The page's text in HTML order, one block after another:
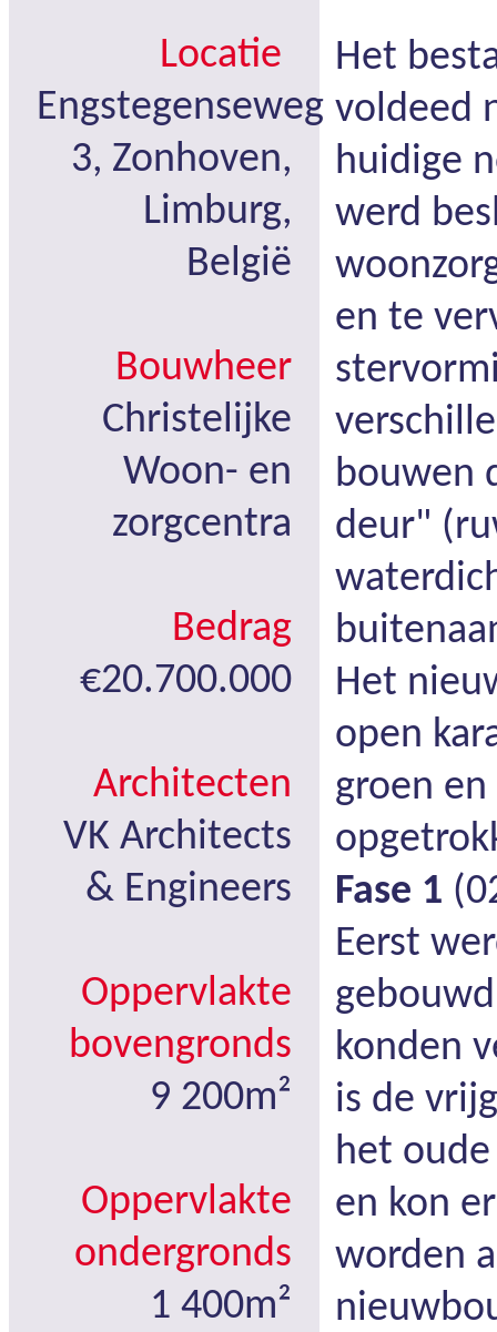
Locatie
Engstegenseweg
3, Zonhoven,
Limburg,
België
Bouwheer
Christelijke
Woon- en
zorgcentra
Bedrag
€20.700.000
Architecten
VK Architects
& Engineers
Oppervlakte
bovengronds
9 200m²
Oppervlakte
ondergronds
1 400m²
Het
voldeed
huidige
werd
en te
bouwen
deur"
Het
open
groen
Fase 1
Eerst
konden
is de
het
en kon
worden